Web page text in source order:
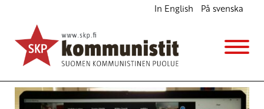
In English På svenska
Mervi Grönfors